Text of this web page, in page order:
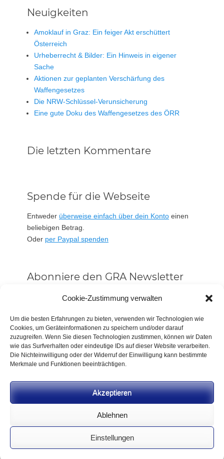
Cookie-Zustimmung verwalten
Um die besten Erfahrungen zu bieten, verwenden wir Technologien wie
Cookies, um Geräteinformationen zu speichern und/oder darauf
zuzugreifen. Wenn Sie diesen Technologien zustimmen, können wir Daten
wie das Surfverhalten oder eindeutige IDs auf dieser Website verarbeiten.
Die Nichteinwilligung oder der Widerruf der Einwilligung kann bestimmte
Merkmale und Funktionen beeinträchtigen.
Akzeptieren
Ablehnen
Einstellungen
Neuigkeiten
Amoklauf in Graz: Ein feiger Akt erschüttert
Österreich
Urheberrecht & Bilder: Ein Hinweis in eigener
Sache
Aktionen zur geplanten Verschärfung des
Waffengesetzes
Die NRW-Schlüssel-Verunsicherung
Eine gute Doku des Waffengesetzes des ÖRR
Die letzten Kommentare
Spende für die Webseite
Entweder überweise einfach über dein Konto einen
beliebigen Betrag.
Oder per Paypal spenden
Abonniere den GRA Newsletter
Vorname oder ganzer Name
Email
Alle Neuigkeiten sofort
Datenschutzerklärung.